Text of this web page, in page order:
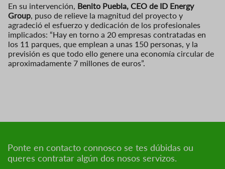
En su intervención, Benito Puebla, CEO de ID Energy
Group , puso de relieve la magnitud del proyecto y
agradeció el esfuerzo y dedicación de los profesionales
implicados: “Hay en torno a 20 empresas contratadas en
los 11 parques, que emplean a unas 150 personas, y la
previsión es que todo ello genere una economía circular de
aproximadamente 7 millones de euros”.
Ponte en contacto connosco se tes dúbidas ou
queres contratar algún dos nosos servizos.